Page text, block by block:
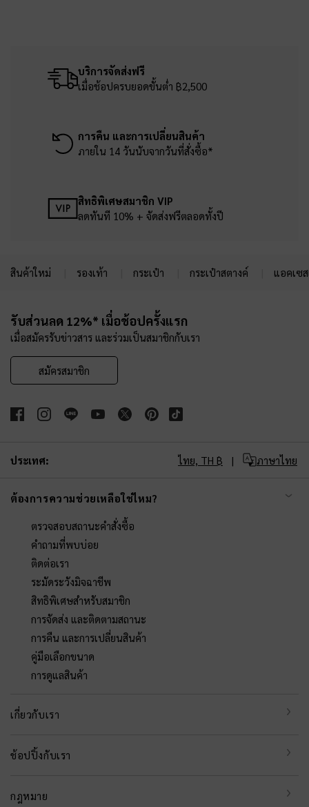
บริการจัดส่งฟรี
เมื่อช้อปครบยอดขั้นต่ำ ฿2,500
การคืน และการเปลี่ยนสินค้า
ภายใน 14 วันนับจากวันที่สั่งซื้อ*
สิทธิพิเศษสมาชิก VIP
ลดทันที 10% + จัดส่งฟรีตลอดทั้งปี
สินค้าใหม่ รองเท้า กระเป๋า กระเป๋าสตางค์ แอคเซ
รับส่วนลด 12%* เมื่อช้อปครั้งแรก
เมื่อสมัครรับข่าวสาร และร่วมเป็นสมาชิกกับเรา
สมัครสมาชิก
ประเทศ: ไทย, TH ฿ ภาษาไทย
ต้องการความช่วยเหลือใช่ไหม?
ตรวจสอบสถานะคำสั่งซื้อ
คำถามที่พบบ่อย
ติดต่อเรา
ระมัดระวังมิจฉาชีพ
สิทธิพิเศษสำหรับสมาชิก
การจัดส่ง และติดตามสถานะ
การคืน และการเปลี่ยนสินค้า
คู่มือเลือกขนาด
การดูแลสินค้า
เกี่ยวกับเรา
ช้อปปิ้งกับเรา
กฎหมาย